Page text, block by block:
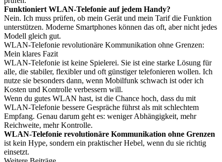
Funktioniert WLAN-Telefonie auf jedem Handy?
Nein. Ich muss prüfen, ob mein Gerät und mein Tarif die Funktion
unterstützen. Moderne Smartphones können das oft, aber nicht jedes
Modell gleich gut.
WLAN-Telefonie revolutionäre Kommunikation ohne Grenzen:
Mein klares Fazit
WLAN-Telefonie ist keine Spielerei. Sie ist eine starke Lösung für
alle, die stabiler, flexibler und oft günstiger telefonieren wollen. Ich
nutze sie besonders dann, wenn Mobilfunk schwach ist oder ich
Kosten und Kontrolle verbessern will.
Wenn du gutes WLAN hast, ist die Chance hoch, dass du mit
WLAN-Telefonie bessere Gespräche führst als mit schlechtem
Empfang. Genau darum geht es: weniger Abhängigkeit, mehr
Reichweite, mehr Kontrolle.
WLAN-Telefonie revolutionäre Kommunikation ohne Grenzen
ist kein Hype, sondern ein praktischer Hebel, wenn du sie richtig
einsetzt.